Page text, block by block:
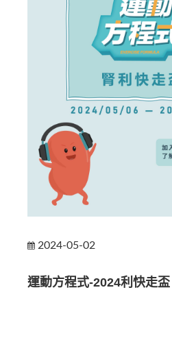
2024-05-02
運動方程式-2024利快走盃